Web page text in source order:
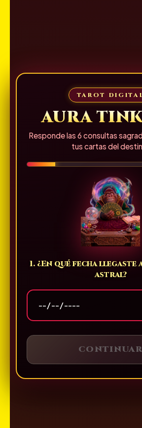
TAROT
AURA
Responde las 6 consultas
tus cartas del
1. ¿En qué fecha llegaste
astral?
CONTINUAR